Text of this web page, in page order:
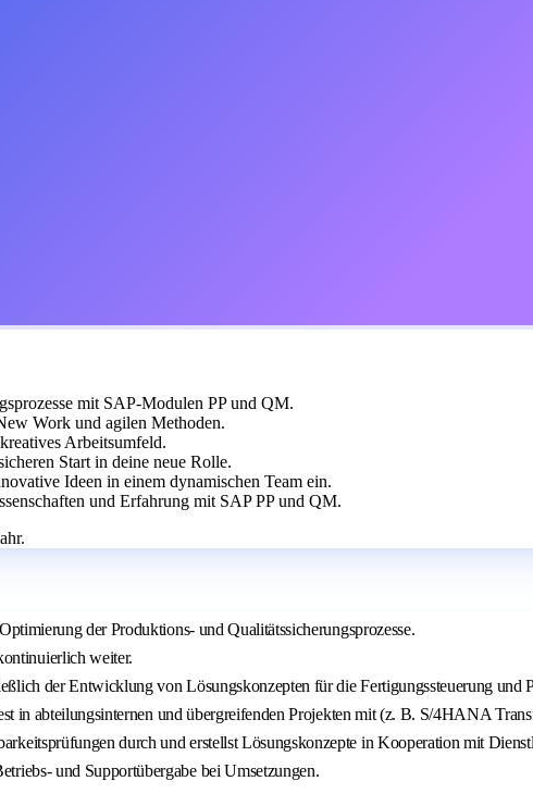
mit SAP-Modulen PP und QM.
Work und agilen Methoden.
Arbeitsumfeld.
Start in deine neue Rolle.
Ideen in einem dynamischen Team ein.
und Erfahrung mit SAP PP und QM.
der Produktions- und Qualitätssicherungsprozesse.
weiter.
der Entwicklung von Lösungskonzepten für die Fertigungssteuerung und
in abteilungsinternen und übergreifenden Projekten mit (z. B. S/4HANA
durch und erstellst Lösungskonzepte in Kooperation mit
und Supportübergabe bei Umsetzungen.